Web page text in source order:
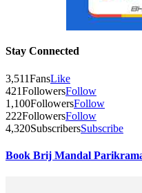
Stay Connected
3,511FansLike
421FollowersFollow
1,100FollowersFollow
222FollowersFollow
4,320SubscribersSubscribe
Book Brij Mandal